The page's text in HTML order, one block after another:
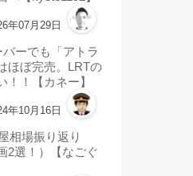
年07月29日
ーでも「アトラ
ほぼ完売。LRTの
！！【カネー】
年10月16日
相場振り返り
2選！）【なごぐ